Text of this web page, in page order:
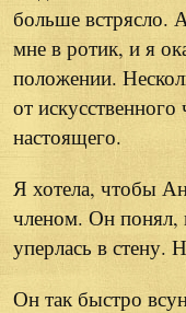
больше встрясло.
мне в ротик, и я
положении.
от
настоящего.
Я хотела, чтобы
членом. Он понял,
уперлась в стену.
Он так быстро